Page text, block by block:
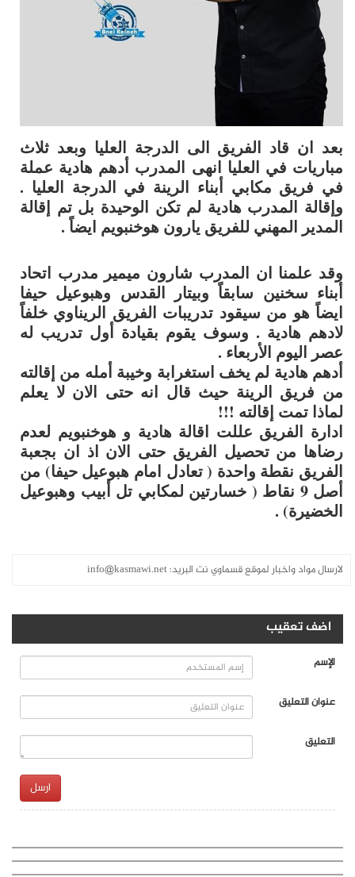
بعد ان قاد الفريق الى الدرجة العليا وبعد ثلاث
مباريات في العليا انهى المدرب أدهم هادية عملة
في فريق مكابي أبناء الرينة في الدرجة العليا .
وإقالة المدرب هادية لم تكن الوحيدة بل تم إقالة
المدير المهني للفريق يارون هوخنبويم ايضاً .
وقد علمنا ان المدرب شارون ميمير مدرب اتحاد
أبناء سخنين سابقاً وبيتار القدس وهبوعيل حيفا
ايضاً هو من سيقود تدريبات الفريق الريناوي خلفاً
لادهم هادية . وسوف يقوم بقيادة أول تدريب له
عصر اليوم الأربعاء .
أدهم هادية لم يخف استغرابة وخيبة أمله من إقالته
من فريق الرينة حيث قال انه حتى الان لا يعلم
لماذا تمت إقالته !!!
ادارة الفريق عللت اقالة هادية و هوخنبويم لعدم
رضاها من تحصيل الفريق حتى الان اذ ان بجعبة
الفريق نقطة واحدة ( تعادل امام هبوعيل حيفا) من
أصل 9 نقاط ( خسارتين لمكابي تل أبيب وهبوعيل
الخضيرة) .
لارسال مواد واخبار لموقع قسماوي نت البريد:info@kasmawi.net
اضف تعقيب
الإسم
عنوان التعليق
التعليق
ارسل